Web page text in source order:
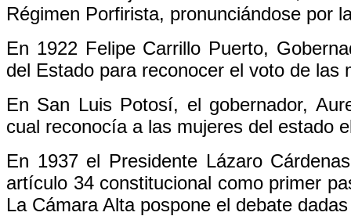
Régimen Porfirista, pronunciándose por
En 1922 Felipe Carrillo Puerto,
del Estado para reconocer el voto de las
En San Luis Potosí, el gobernador,
cual reconocía a las mujeres del estado
En 1937 el Presidente Lázaro
artículo 34 constitucional como primer
La Cámara Alta pospone el debate